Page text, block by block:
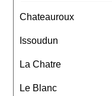
Chateauroux
Issoudun
La Chatre
Le Blanc